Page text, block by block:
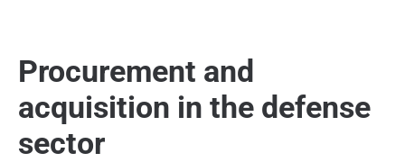
Procurement and
acquisition in the defense
sector